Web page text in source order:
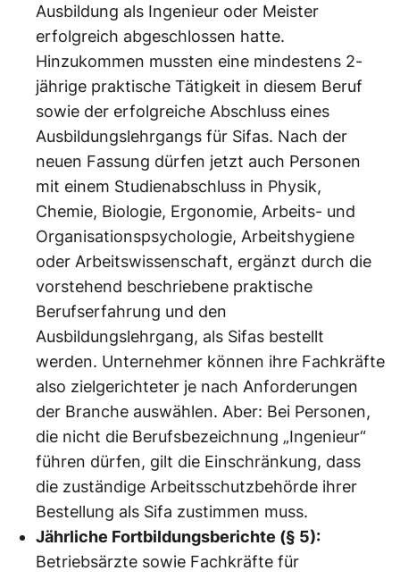
Ausbildung als Ingenieur oder Meister
erfolgreich abgeschlossen hatte.
Hinzukommen mussten eine mindestens 2-
jährige praktische Tätigkeit in diesem Beruf
sowie der erfolgreiche Abschluss eines
Ausbildungslehrgangs für Sifas. Nach der
neuen Fassung dürfen jetzt auch Personen
mit einem Studienabschluss in Physik,
Chemie, Biologie, Ergonomie, Arbeits- und
Organisationspsychologie, Arbeitshygiene
oder Arbeitswissenschaft, ergänzt durch die
vorstehend beschriebene praktische
Berufserfahrung und den
Ausbildungslehrgang, als Sifas bestellt
werden. Unternehmer können ihre Fachkräfte
also zielgerichteter je nach Anforderungen
der Branche auswählen. Aber: Bei Personen,
die nicht die Berufsbezeichnung „Inge­nieur“
führen dürfen, gilt die Einschränkung, dass
die zuständige Arbeitsschutzbehörde ihrer
Bestellung als Sifa zustimmen muss.
Jährliche Fortbildungsberichte (§ 5):
Betriebsärzte sowie Fachkräfte für